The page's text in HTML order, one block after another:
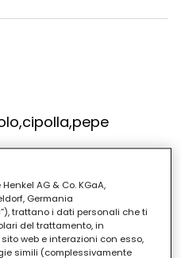
una ciotola di acqua e
mettere i carciofi
alla cipolla. aggiungere
AG & Co. KGaA,
Germania
trattano i dati personali che ti
del trattamento, in
web e interazioni con esso,
simili (complessivamente